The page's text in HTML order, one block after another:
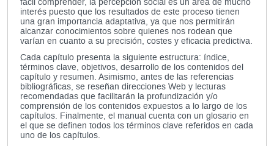
fácil comprender, la percepción social es un área de mucho
interés puesto que los resultados de este proceso tienen
una gran importancia adaptativa, ya que nos permitirán
alcanzar conocimientos sobre quienes nos rodean que
varían en cuanto a su precisión, costes y eficacia predictiva.
Cada capítulo presenta la siguiente estructura: índice,
términos clave, objetivos, desarrollo de los contenidos del
capítulo y resumen. Asimismo, antes de las referencias
bibliográficas, se reseñan direcciones Web y lecturas
recomendadas que facilitarán la profundización y/o
comprensión de los contenidos expuestos a lo largo de los
capítulos. Finalmente, el manual cuenta con un glosario en
el que se definen todos los términos clave referidos en cada
uno de los capítulos.